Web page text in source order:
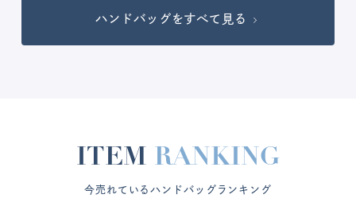
ハンドバッグをすべて見る
ITEM RANKING
今売れているハンドバッグランキング